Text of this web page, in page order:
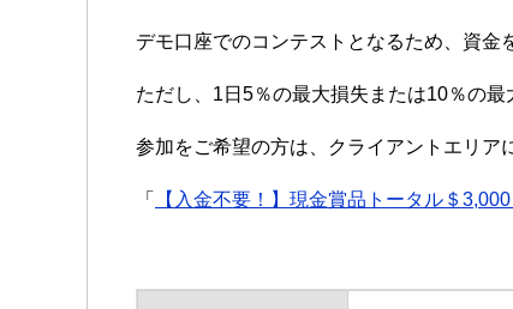
デモ口座でのコンテストとなるため、資金
ただし、1日5％の最大損失または10％の
参加をご希望の方は、クライアントエリア
「 【入金不要！】現金賞品トータル＄